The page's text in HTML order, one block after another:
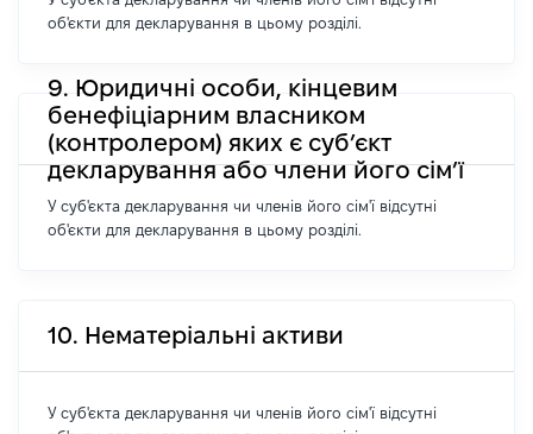
об'єкти для декларування в цьому розділі.
9. Юридичні особи, кінцевим
бенефіціарним власником
(контролером) яких є суб’єкт
декларування або члени його сім’ї
У суб'єкта декларування чи членів його сім'ї відсутні
об'єкти для декларування в цьому розділі.
10. Нематеріальні активи
У суб'єкта декларування чи членів його сім'ї відсутні